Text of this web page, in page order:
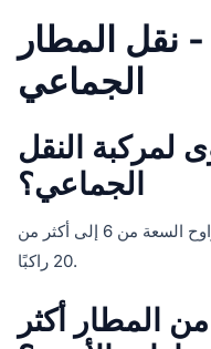
نقل المطار
الجماعي
لمركبة النقل
الجماعي؟
اعتمادًا على نوع المركبة، يمكن أن تتراوح السعة من 6 إلى أكثر من
20 راكبًا.
المطار أكثر